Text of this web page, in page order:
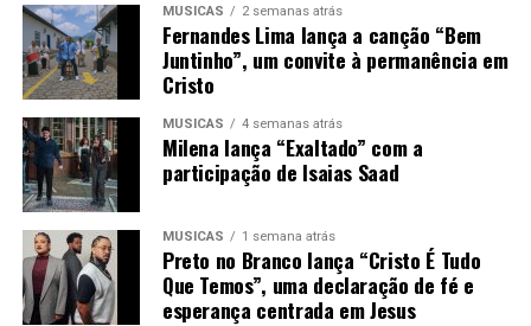
MÚSICAS 2 semanas atrás
Fernandes Lima lança a canção “Bem
Juntinho”, um convite à permanência em
Cristo
MÚSICAS 4 semanas atrás
Milena lança “Exaltado” com a
participação de Isaias Saad
MÚSICAS 1 semana atrás
Preto no Branco lança “Cristo É Tudo
Que Temos”, uma declaração de fé e
esperança centrada em Jesus